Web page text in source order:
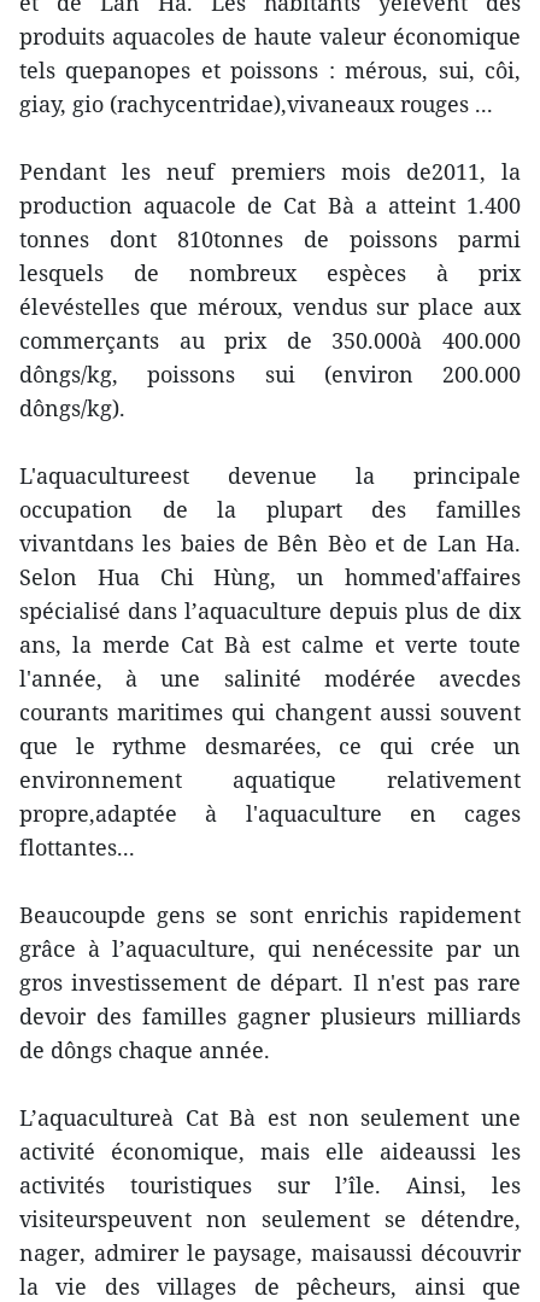
produits aquacoles de haute valeur économique
tels quepanopes et poissons : mérous, sui, côi,
giay, gio (rachycentridae),vivaneaux rouges ...
Pendant les neuf premiers mois de2011, la
production aquacole de Cat Bà a atteint 1.400
tonnes dont 810tonnes de poissons parmi
lesquels de nombreux espèces à prix
élevéstelles que méroux, vendus sur place aux
commerçants au prix de 350.000à 400.000
dôngs/kg, poissons sui (environ 200.000
dôngs/kg).
L'aquacultureest devenue la principale
occupation de la plupart des familles
vivantdans les baies de Bên Bèo et de Lan Ha.
Selon Hua Chi Hùng, un hommed'affaires
spécialisé dans l’aquaculture depuis plus de dix
ans, la merde Cat Bà est calme et verte toute
l'année, à une salinité modérée avecdes
courants maritimes qui changent aussi souvent
que le rythme desmarées, ce qui crée un
environnement aquatique relativement
propre,adaptée à l'aquaculture en cages
flottantes...
Beaucoupde gens se sont enrichis rapidement
grâce à l’aquaculture, qui nenécessite par un
gros investissement de départ. Il n'est pas rare
devoir des familles gagner plusieurs milliards
de dôngs chaque année.
L’aquacultureà Cat Bà est non seulement une
activité économique, mais elle aideaussi les
activités touristiques sur l’île. Ainsi, les
visiteurspeuvent non seulement se détendre,
nager, admirer le paysage, maisaussi découvrir
la vie des villages de pêcheurs, ainsi que